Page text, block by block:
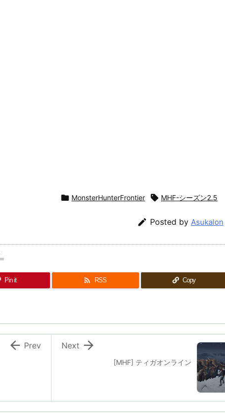
 MonsterHunterFrontier  MHF-シーズン2.5
 Posted by Asukalon
Pin it  RSS Copy
[MHF] ティガオンライン

Next
 Prev